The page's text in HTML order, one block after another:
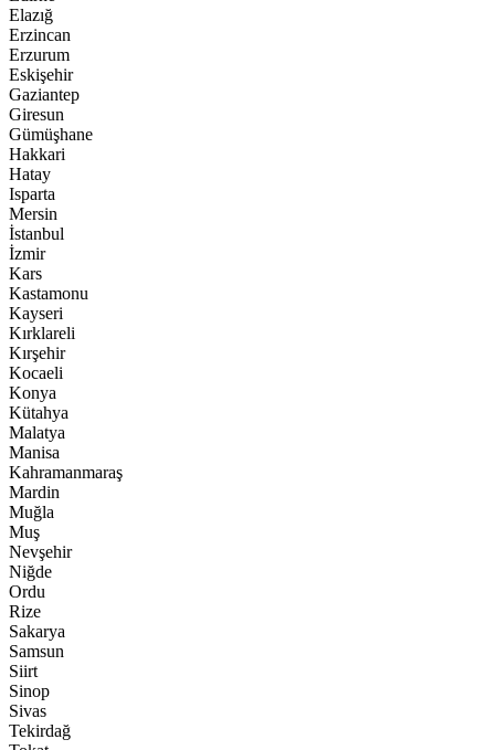
Elazığ
Erzincan
Erzurum
Eskişehir
Gaziantep
Giresun
Gümüşhane
Hakkari
Hatay
Isparta
Mersin
İstanbul
İzmir
Kars
Kastamonu
Kayseri
Kırklareli
Kırşehir
Kocaeli
Konya
Kütahya
Malatya
Manisa
Kahramanmaraş
Mardin
Muğla
Muş
Nevşehir
Niğde
Ordu
Rize
Sakarya
Samsun
Siirt
Sinop
Sivas
Tekirdağ